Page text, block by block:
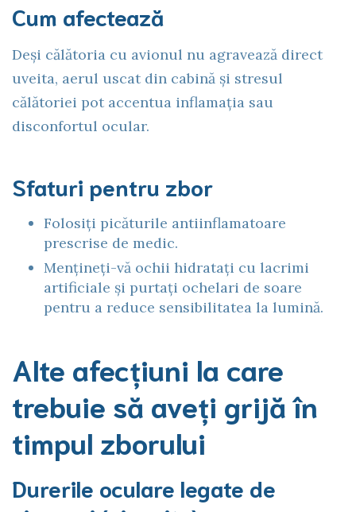
Cum afectează
Deși călătoria cu avionul nu agravează direct
uveita, aerul uscat din cabină și stresul
călătoriei pot accentua inflamația sau
disconfortul ocular.
Sfaturi pentru zbor
Folosiți picăturile antiinflamatoare
prescrise de medic.
Mențineți-vă ochii hidratați cu lacrimi
artificiale și purtați ochelari de soare
pentru a reduce sensibilitatea la lumină.
Alte afecțiuni la care
trebuie să aveți grijă în
timpul zborului
Durerile oculare legate de